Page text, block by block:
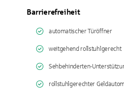
Barrierefreiheit
automatischer Türöffner
weitgehend rollstuhlgerecht
Sehbehinderten-
rollstuhlgerechter